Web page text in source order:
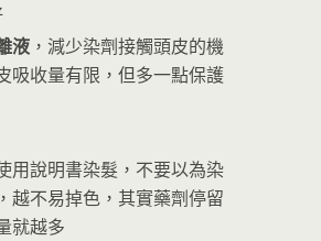
液 ，減少染劑接觸頭皮的機
吸收量有限，但多一點保護
用說明書染髮，不要以為染
越不易掉色，其實藥劑停留
就越多